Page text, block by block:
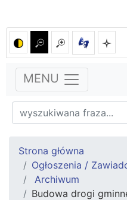
MENU
Strona główna
Ogłoszenia /
Archiwum
Budowa drogi